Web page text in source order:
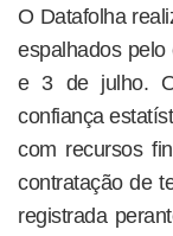
O Datafolha
espalhados
e 3 de julho.
confiança
com recursos
contratação de
registrada